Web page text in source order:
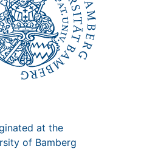
at the
of Bamberg